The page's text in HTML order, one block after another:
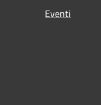
Eventi